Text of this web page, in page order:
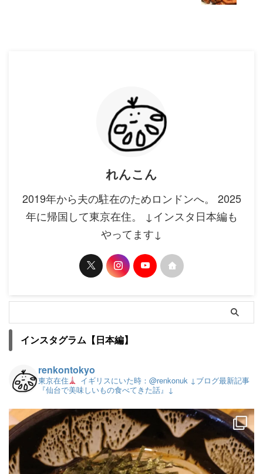
れんこん
2019年から夫の駐在のためロンドンへ。 2025
年に帰国して東京在住。 ↓インスタ日本編も
やってます↓
インスタグラム【日本編】
renkontokyo
東京在住 イギリスにいた時：@renkonuk ↓ブログ最新記事
『仙台で美味しいもの食べてきた話』↓